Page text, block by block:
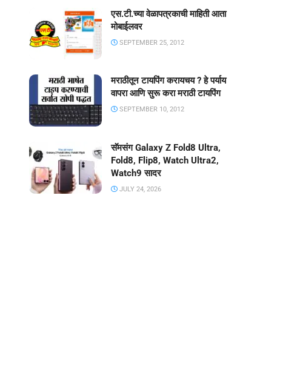
एस.टी.च्या वेळापत्रकाची माहिती आता
मोबाईलवर
SEPTEMBER 25, 2012
मराठीतून टायपिंग करायचय ? हे पर्याय
वापरा आणि सुरू करा मराठी टायपिंग
SEPTEMBER 10, 2012
सॅमसंग Galaxy Z Fold8 Ultra,
Fold8, Flip8, Watch Ultra2,
Watch9 सादर
JULY 24, 2026